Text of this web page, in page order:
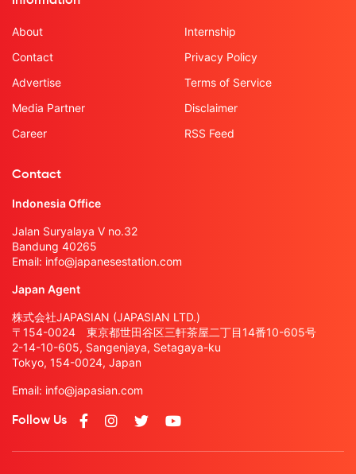
About
Contact
Advertise
Media Partner
Career
Internship
Privacy Policy
Terms of Service
Disclaimer
RSS Feed
Contact
Indonesia Office
Jalan Suryalaya V no.32
Bandung 40265
Email: info@japanesestation.com
Japan Agent
株式会社JAPASIAN (JAPASIAN LTD.)
〒154-0024 東京都世田谷区三軒茶屋二丁目14番10-605号
2-14-10-605, Sangenjaya, Setagaya-ku
Tokyo, 154-0024, Japan
Email: info@japasian.com
Follow Us